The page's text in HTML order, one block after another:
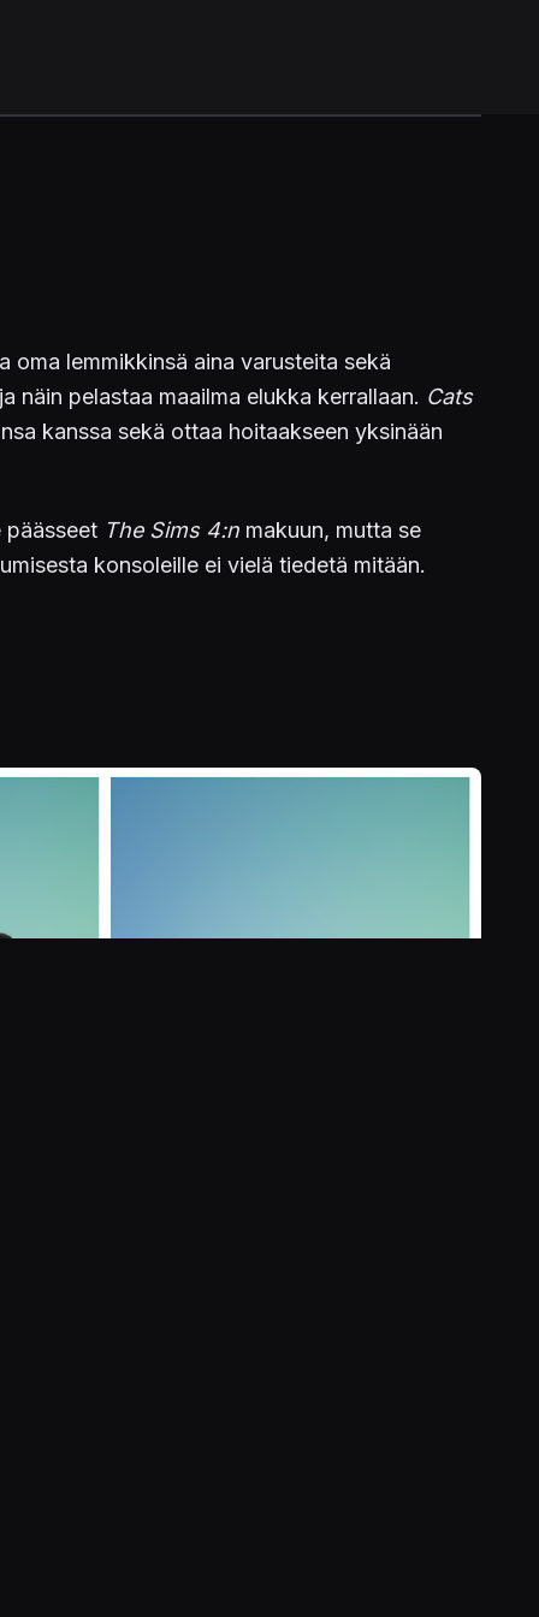
oma lemmikkinsä aina varusteita sekä
näin pelastaa maailma elukka kerrallaan. Cats
kanssa sekä ottaa hoitaakseen yksinään
päässeet The Sims 4:n makuun, mutta se
konsoleille ei vielä tiedetä mitään.